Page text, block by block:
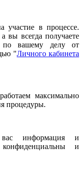
в процессе.
всегда получаете
вашему делу от
"Личного кабинета
максимально
процедуры.
информация и
конфиденциальны и